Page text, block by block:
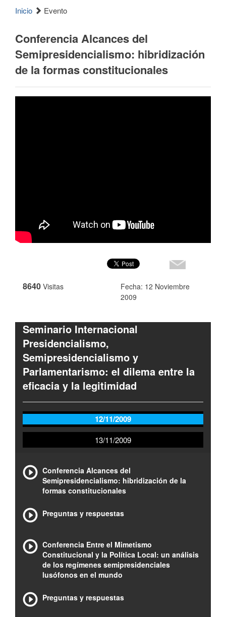
Inicio Evento
Conferencia Alcances del
Semipresidencialismo: hibridización
de la formas constitucionales
8640 Visitas
Fecha: 12 Noviembre
2009
Seminario Internacional
Presidencialismo,
Semipresidencialismo y
Parlamentarismo: el dilema entre la
eficacia y la legitimidad
12/11/2009
13/11/2009
Conferencia Alcances del
Semipresidencialismo: hibridización de la
formas constitucionales
Preguntas y respuestas
Conferencia Entre el Mimetismo
Constitucional y la Política Local: un análisis
de los regímenes semipresidenciales
lusófonos en el mundo
Preguntas y respuestas